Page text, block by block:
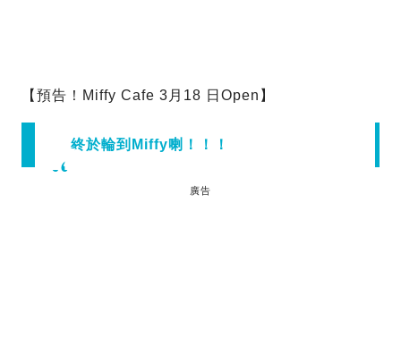
【預告！Miffy Cafe 3月18 日Open】
終於輪到Miffy喇！！！
廣告